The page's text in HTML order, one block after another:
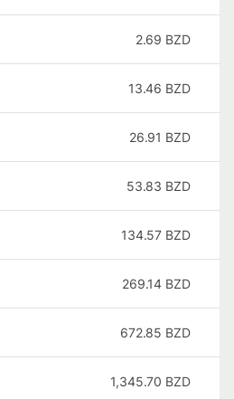
2.69 BZD
13.46 BZD
26.91 BZD
53.83 BZD
134.57 BZD
269.14 BZD
672.85 BZD
1,345.70 BZD